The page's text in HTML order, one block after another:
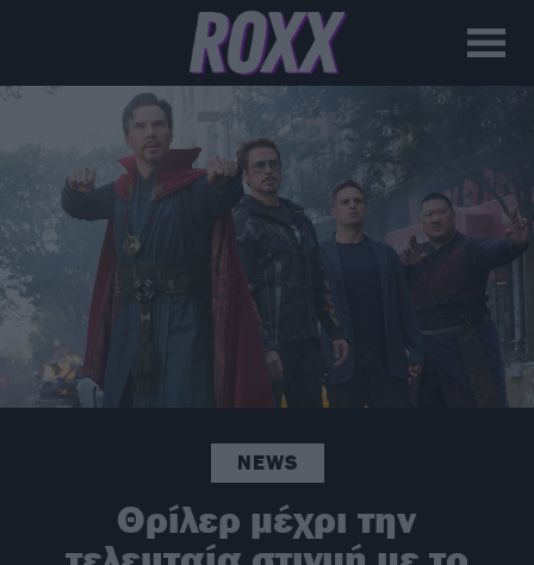
NEWS
Θρίλερ μέχρι την